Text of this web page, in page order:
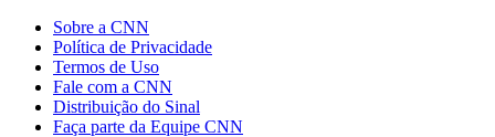
Sobre a CNN
Política de Privacidade
Termos de Uso
Fale com a CNN
Distribuição do Sinal
Faça parte da Equipe CNN